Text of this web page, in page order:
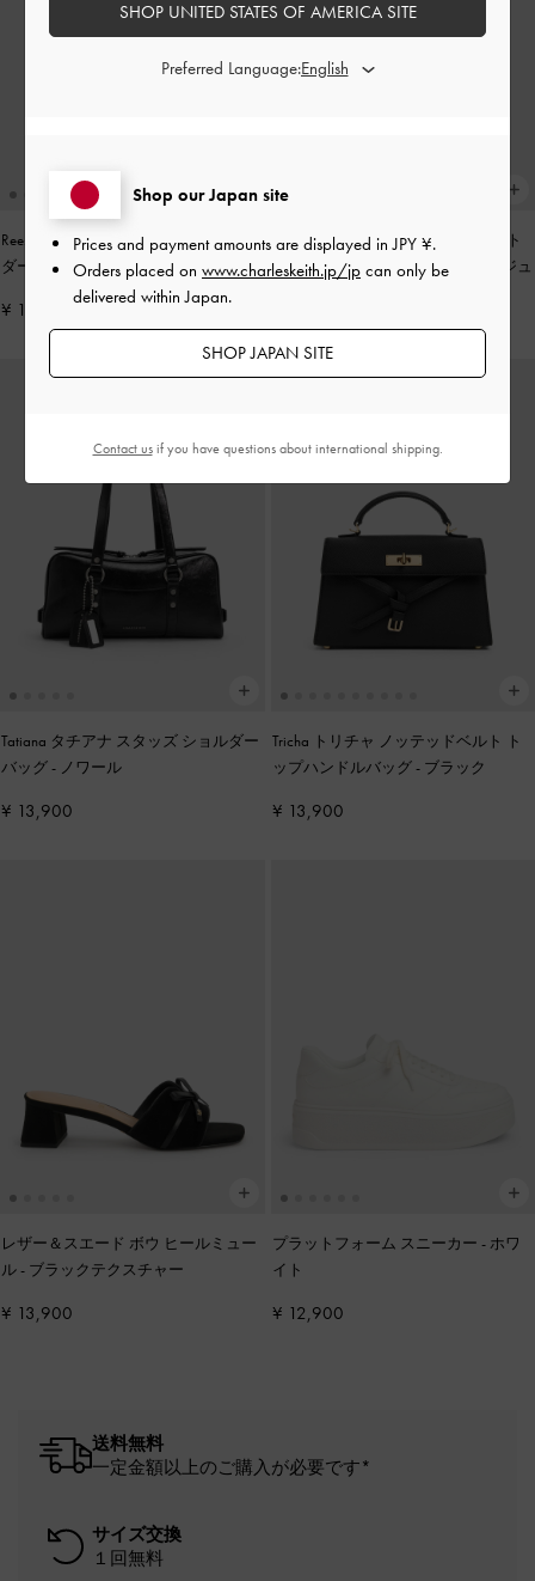
Reese リース ルーシュド ボウ ショル
ダーバッグ-ストーングレー
¥ 14,900
Tricha トリチャ ノッテッドベルト ト
ップハンドルバッグ-サンドベージュ
Tatiana タチアナ スタッズ ショルダー
バッグ- ノワール
¥ 13,900
Tricha トリチャ ノッテッドベルト ト
ップハンドルバッグ- ブラック
¥ 13,900
レザー＆スエード ボウ ヒールミュー
ル- ブラックテクスチャー
¥ 13,900
プラットフォーム スニーカー - ホワ
イト
¥ 12,900
送料無料
一定金額以上のご購入が必要です*
サイズ交換
１回無料
Shop our Japan site
Prices and payment amounts are displayed inJPY ¥.
Orders placed on www.charleskeith.jp/jp can only be
delivered within Japan.
SHOP JAPAN SITE
SHOP UNITED STATES OF AMERICA SITE
Preferred Language:
Contact usif you have questions about international shipping.